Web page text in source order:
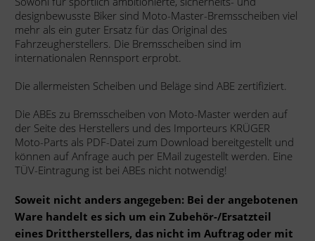
designbewusste Biker sind Moto-Master-Bremsscheiben viel
mehr als ein guter Ersatz für das Original des
Fahrzeugherstellers. Die Bremsscheiben sind im
internationalen Rennsport erprobt.
Die allermeisten Scheiben und Beläge sind ABE zertifiziert.
Die ABEs zu Bremsscheiben von Moto-Master werden auf
der Seite des Herstellers und des Importeurs KRÜGER
Moto-Parts als PDF-Datei zum Download bereitgestellt und
können auf Anfrage auch per EMail zugestellt werden. Eine
TÜV-Eintragung ist bei ABEs nicht notwendig!
Soweit nicht anders angegeben: Bei der angebotenen
Ware handelt es sich um ein Zubehör-/Ersatzteil
eines Drittherstellers, das nicht im Auftrag oder mit